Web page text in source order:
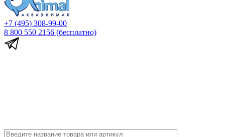
+7 (495) 308-99-00
8 800 550 2156 (бесплатно)